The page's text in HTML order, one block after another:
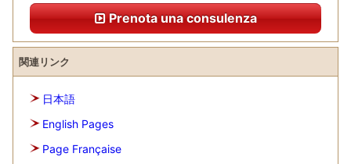
Prenota una consulenza
関連リンク
日本語
English Pages
Page Française